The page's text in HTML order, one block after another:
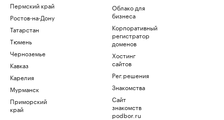
Пермский край
Ростов-на-Дону
Татарстан
Тюмень
Черноземье
Кавказ
Карелия
Мурманск
Приморский
край
Облако для
бизнеса
Корпоративный
регистратор
доменов
Хостинг
сайтов
Рег.решения
Знакомства
Сайт
знакомств
podbor.ru